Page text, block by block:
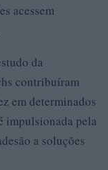
acessem
da
contribuíram
em determinados
impulsionada pela
a soluções